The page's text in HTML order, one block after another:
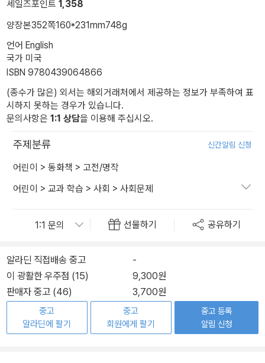
세일즈포인트 1,358
양장본352쪽160*231mm748g
언어 English
국가 미국
ISBN 9780439064866
(종수가 많은) 외서는 해외거래처에서 제공하는 정보가 부족하여 표
시하지 못하는 경우가 있습니다.
문의사항은 1:1 상담을 이용해 주십시오.
주제분류 신간알림 신청
어린이 > 동화책 > 고전/명작
어린이 > 교과 학습 > 사회 > 사회문제
선물하기 공유하기
알라딘 직접배송 중고
-
이 광활한 우주점 (15)
9,300원
판매자 중고 (46)
3,700원
중고
알라딘에 팔기
중고
회원에게 팔기
중고 등록
알림 신청